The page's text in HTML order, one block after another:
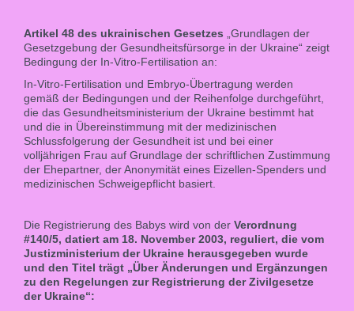
Artikel 48 des ukrainischen Gesetzes „Grundlagen der
Gesetzgebung der Gesundheitsfürsorge in der Ukraine“ zeigt
Bedingung der In-Vitro-Fertilisation an:
In-Vitro-Fertilisation und Embryo-Übertragung werden
gemäß der Bedingungen und der Reihenfolge durchgeführt,
die das Gesundheitsministerium der Ukraine bestimmt hat
und die in Übereinstimmung mit der medizinischen
Schlussfolgerung der Gesundheit ist und bei einer
volljährigen Frau auf Grundlage der schriftlichen Zustimmung
der Ehepartner, der Anonymität eines Eizellen-Spenders und
medizinischen Schweigepflicht basiert.
Die Registrierung des Babys wird von der Verordnung
#140/5, datiert am 18. November 2003, reguliert, die vom
Justizministerium der Ukraine herausgegeben wurde
und den Titel trägt „Über Änderungen und Ergänzungen
zu den Regelungen zur Registrierung der Zivilgesetze
der Ukraine“: